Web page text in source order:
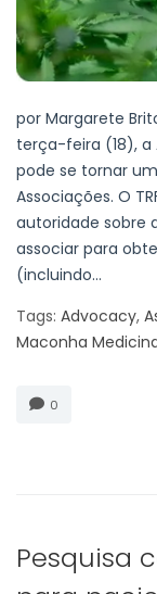
por Margarete
terça-feira (18), a
pode se tornar
Associações. O
autoridade sobre
associar para
(incluindo...
Tags: Advocacy,
Maconha
0
Pesquisa